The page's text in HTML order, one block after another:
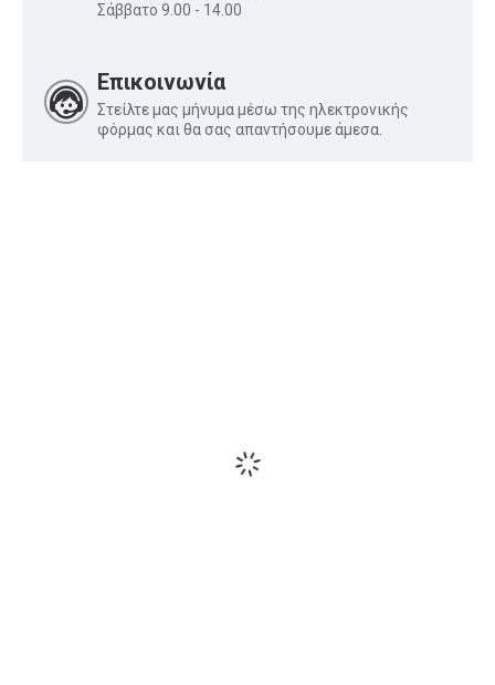
Σάββατο 9.00 - 14.00
Επικοινωνία
Στείλτε μας μήνυμα μέσω της ηλεκτρονικής
φόρμας και θα σας απαντήσουμε άμεσα.